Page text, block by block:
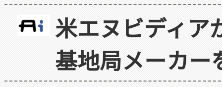
米エヌビディア
基地局メーカー